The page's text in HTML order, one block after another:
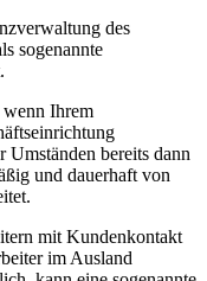
des
sogenannte
wenn Ihrem
Umständen bereits dann
und dauerhaft von
mit Kundenkontakt
im Ausland